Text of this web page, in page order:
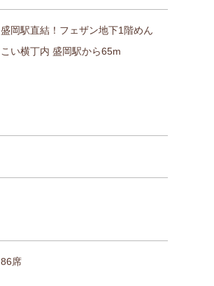
盛岡駅直結！フェザン地下1階めん
こい横丁内 盛岡駅から65m
86席